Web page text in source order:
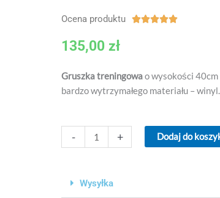
Ocena produktu Ocena
135,00 zł
Gruszka treningowao wysokości
bardzo wytrzymałego materiału –
-
Gruszka
+ Dodaj do
Wysyłka